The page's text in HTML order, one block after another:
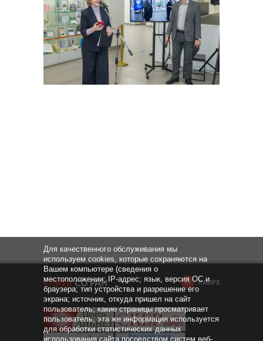
НАВЕРХ
Для качественного обслуживания мы
используем cookies, которые сохраняются на
Вашем компьютере (сведения о
местоположении; IP-адрес; язык, версия ОС и
браузера; тип устройства и разрешение его
экрана; источник, откуда пришел на сайт
пользователь; какие страницы просматривает
пользователь; эта же информация используется
для обработки статистических данных
использования сайта посредством систем веб-